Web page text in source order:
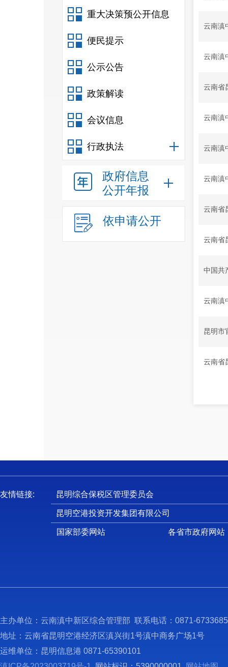
重大决策预公开信息
便民提示
公示公告
政策解读
会议信息
行政执法
政府信息
公开年报
依申请公开
云南滇
云南滇
云南省
云南滇
云南滇
云南滇
云南省
云南省
中国共
云南滇
昆明市
云南省
友情链接: 昆明综合保税区管理委员会
昆明空港投资开发集团有限公司
国家部委网站 各省市政府网站
主办单位：云南滇中新区综合管理部 联系电话：0871-
地址：云南省昆明空港经济区滇兴街1号滇中商务广场1号
运维单位：昆明信息港 0871-65390101